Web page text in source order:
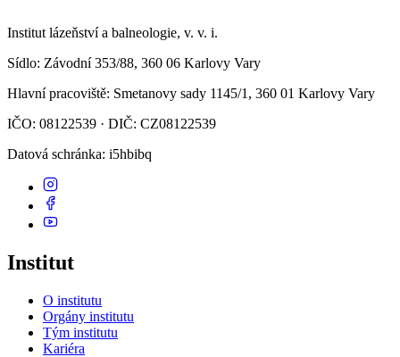
Institut lázeňství a balneologie, v. v. i.
Sídlo: Závodní 353/88, 360 06 Karlovy Vary
Hlavní pracoviště: Smetanovy sady 1145/1, 360 01 Karlovy Vary
IČO: 08122539 · DIČ: CZ08122539
Datová schránka: i5hbibq
Institut
O institutu
Orgány institutu
Tým institutu
Kariéra